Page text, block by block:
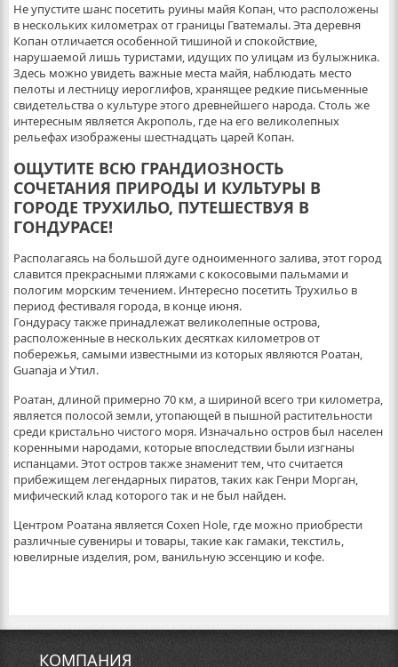
Не упустите шанс посетить руины майя Копан, что расположены
в нескольких километрах от границы Гватемалы. Эта деревня
Копан отличается особенной тишиной и спокойствие,
нарушаемой лишь туристами, идущих по улицам из булыжника.
Здесь можно увидеть важные места майя, наблюдать место
пелоты и лестницу иероглифов, хранящее редкие письменные
свидетельства о культуре этого древнейшего народа. Столь же
интересным является Акрополь, где на его великолепных
рельефах изображены шестнадцать царей Копан.
ОЩУТИТЕ ВСЮ ГРАНДИОЗНОСТЬ
СОЧЕТАНИЯ ПРИРОДЫ И КУЛЬТУРЫ В
ГОРОДЕ ТРУХИЛЬО, ПУТЕШЕСТВУЯ В
ГОНДУРАСЕ!
Располагаясь на большой дуге одноименного залива, этот город
славится прекрасными пляжами с кокосовыми пальмами и
пологим морским течением. Интересно посетить Трухильо в
период фестиваля города, в конце июня.
Гондурасу также принадлежат великолепные острова,
расположенные в нескольких десятках километров от
побережья, самыми известными из которых являются Роатан,
Guanaja и Утил.
Роатан, длиной примерно 70 км, а шириной всего три километра,
является полосой земли, утопающей в пышной растительности
среди кристально чистого моря. Изначально остров был населен
коренными народами, которые впоследствии были изгнаны
испанцами. Этот остров также знаменит тем, что считается
прибежищем легендарных пиратов, таких как Генри Морган,
мифический клад которого так и не был найден.
Центром Роатана является Coxen Hole, где можно приобрести
различные сувениры и товары, такие как гамаки, текстиль,
ювелирные изделия, ром, ванильную эссенцию и кофе.
КОМПАНИЯ